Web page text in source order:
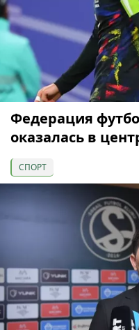
Федерация
оказалась в
СПОРТ